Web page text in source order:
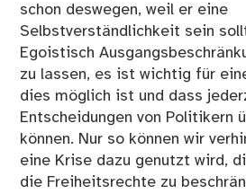
schon deswegen, weil er eine
Selbstverständlichkeit sein
Egoistisch
zu lassen, es ist wichtig für
dies möglich ist und dass
Entscheidungen von Politikern
können. Nur so können wir
eine Krise dazu genutzt wird,
die Freiheitsrechte zu